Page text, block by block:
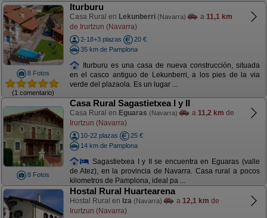
8 Fotos
(1 comentario)
Iturburu
Casa Rural en Lekunberri (Navarra) a 11,1 km
de Irurtzun (Navarra)
2-18+3 plazas
20 €
35 km de Pamplona
Iturburu es una casa de nueva construcción, situada
en el casco antiguo de Lekunberri, a los pies de la via
verde del plazaola. Es un lugar ...
8 Fotos
Casa Rural Sagastietxea I y II
Casa Rural en Eguaras (Navarra) a 11,2 km de
Irurtzun (Navarra)
10-22 plazas
25 €
14 km de Pamplona
Sagastietxea I y II se encuentra en Eguaras (valle
de Atez), en la provincia de Navarra. Casa rural a pocos
kilometros de Pamplona, ideal pa ...
Hostal Rural Huartearena
Hostal Rural en Iza (Navarra) a 12,1 km de
Irurtzun (Navarra)